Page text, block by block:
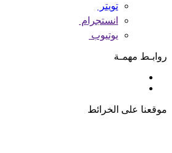
تويتر
انستجرام
يوتيوب
روابـط مهمـة
موقعنا على الخرائط